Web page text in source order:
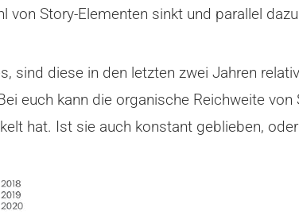
Story-Elementen sinkt und parallel
sind diese in den letzten zwei Jahren
euch kann die organische Reichweite
hat. Ist sie auch konstant geblieben,